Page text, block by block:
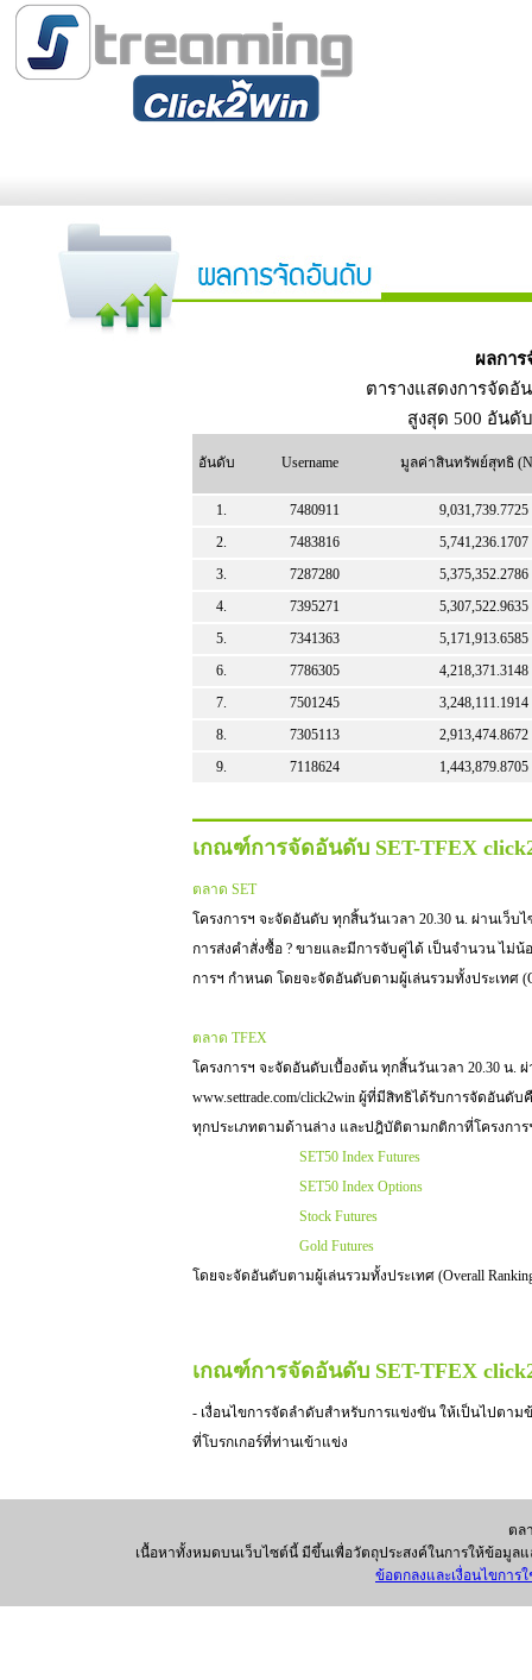
ผลกา
ตารางแสดงการจัดอั
สูงสุด 500 อันดั
อันดับ Username มูลค่าสินทรัพย์สุทธิ
1. 7480911
9,031,739.7725
2.
7483816
5,741,236.1707
3.
7287280
5,375,352.2786
4.
7395271
5,307,522.9635
5.
7341363
5,171,913.6585
6.
7786305
4,218,371.3148
7.
7501245
3,248,111.1914
8.
7305113
2,913,474.8672
9.
7118624 1,443,879.8705
เกณฑ์การจัดอันดับ SET-TFEX
ตลาด SET
โครงการฯ จะจัดอันดับ ทุกสิ้นวันเวลา 20.30 น. ผ่านเว็บ
การส่งคำสั่งซื้อ ? ขายและมีการจับคู่ได้ เป็นจำนวน ไม่
การฯ กำหนด โดยจะจัดอันดับตามผู้เล่นรวมทั้งประเทศ
ตลาด TFEX
โครงการฯ จะจัดอันดับเบื้องต้น ทุกสิ้นวันเวลา 20.30 น.
www.settrade.com/click2win ผู้ที่มีสิทธิได้รับการจัดอัน
ทุกประเภทตามด้านล่าง และปฎิบัติตามกติกาที่โครงกา
SET50 Index Futures
SET50 Index Options
Stock Futures
Gold Futures
โดยจะจัดอันดับตามผู้เล่นรวมทั้งประเทศ (Overall
เกณฑ์การจัดอันดับ SET-TFEX
- เงื่อนไขการจัดลำดับสำหรับการแข่งขัน ให้เป็นไปตา
ที่โบรกเกอร์ที่ท่านเข้าแข่ง
ตล
เนื้อหาทั้งหมดบนเว็บไซต์นี้ มีขึ้นเพื่อวัตถุประสงค์ในการให้ข้อมูล
ข้อตกลงและเงื่อนไขการ